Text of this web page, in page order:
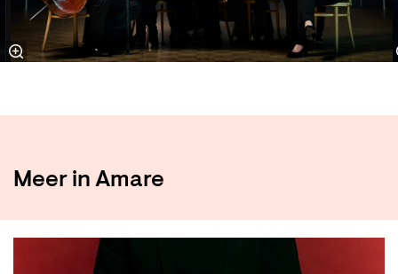
Meer in Amare